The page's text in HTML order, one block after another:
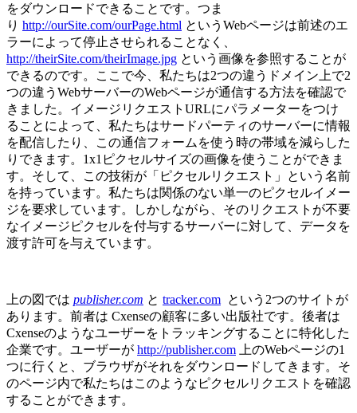
をダウンロードできることです。つま
り http://ourSite.com/ourPage.html というWebページは前述のエ
ラーによって停止させられることなく、
http://theirSite.com/theirImage.jpg という画像を参照することが
できるのです。ここで今、私たちは2つの違うドメイン上で2
つの違うWebサーバーのWebページが通信する方法を確認で
きました。イメージリクエストURLにパラメーターをつけ
ることによって、私たちはサードパーティのサーバーに情報
を配信したり、この通信フォームを使う時の帯域を減らした
りできます。1x1ピクセルサイズの画像を使うことができま
す。そして、この技術が「ピクセルリクエスト」という名前
を持っています。私たちは関係のない単一のピクセルイメー
ジを要求しています。しかしながら、そのリクエストが不要
なイメージピクセルを付与するサーバーに対して、データを
渡す許可を与えています。
上の図では publisher.com と tracker.com という2つのサイトが
あります。前者は Cxenseの顧客に多い出版社です。後者は
Cxenseのようなユーザーをトラッキングすることに特化した
企業です。ユーザーが http://publisher.com 上のWebページの1
つに行くと、ブラウザがそれをダウンロードしてきます。そ
のページ内で私たちはこのようなピクセルリクエストを確認
することができます。